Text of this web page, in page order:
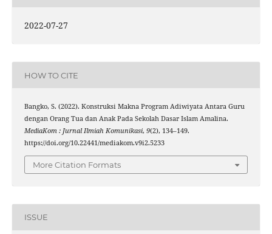
2022-07-27
HOW TO CITE
Bangko, S. (2022). Konstruksi Makna Program Adiwiyata Antara Guru
dengan Orang Tua dan Anak Pada Sekolah Dasar Islam Amalina.
MediaKom : Jurnal Ilmiah Komunikasi, 9(2), 134–149.
https://doi.org/10.22441/mediakom.v9i2.5233
More Citation Formats
ISSUE